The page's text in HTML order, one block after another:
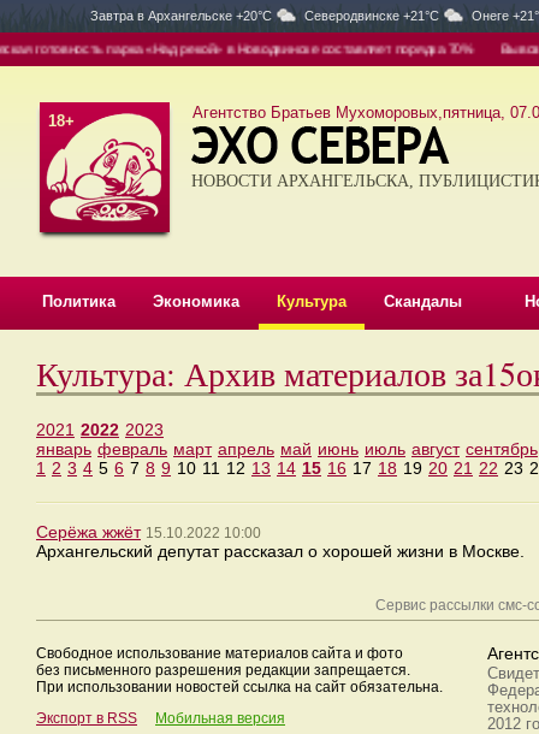
Завтра в Архангельске +20°C Северодвинске +21°C Онеге
готовность парка «Над рекой» в Новодвинске составляет порядка 70% Вывоз —
18+ Агентство Братьев Мухоморовых,пятница,
НОВОСТИ АРХАНГЕЛЬСКА,
Политика Экономика Культура Скандалы
Культура: Архив материалов
2021 2022 2023
январь февраль март апрель май июнь июль август сентябрь
1 2 3 4 5 6 7 8 9 10 11 12 13 14 15 16 17 18 19 20 21 22 23
Серёжа жжёт 15.10.2022 10:00
Архангельский депутат рассказал о хорошей жизни в Москве.
Сервис рассылки смс-
Свободное использование материалов сайта и фото
без письменного разрешения редакции запрещается.
При использовании новостей ссылка на сайт обязательна.
Экспорт в RSS
Мобильная версия
2012